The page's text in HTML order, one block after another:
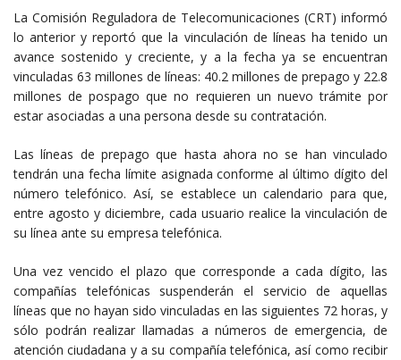
La Comisión Reguladora de Telecomunicaciones (CRT) informó
lo anterior y reportó que la vinculación de líneas ha tenido un
avance sostenido y creciente, y a la fecha ya se encuentran
vinculadas 63 millones de líneas: 40.2 millones de prepago y 22.8
millones de pospago que no requieren un nuevo trámite por
estar asociadas a una persona desde su contratación.
Las líneas de prepago que hasta ahora no se han vinculado
tendrán una fecha límite asignada conforme al último dígito del
número telefónico. Así, se establece un calendario para que,
entre agosto y diciembre, cada usuario realice la vinculación de
su línea ante su empresa telefónica.
Una vez vencido el plazo que corresponde a cada dígito, las
compañías telefónicas suspenderán el servicio de aquellas
líneas que no hayan sido vinculadas en las siguientes 72 horas, y
sólo podrán realizar llamadas a números de emergencia, de
atención ciudadana y a su compañía telefónica, así como recibir